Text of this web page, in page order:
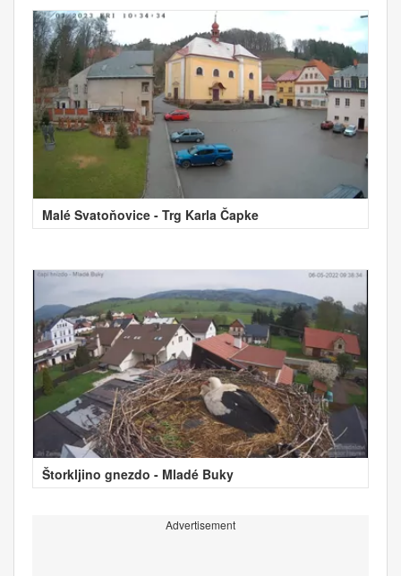
Malé Svatoňovice - Trg Karla Čapke
Štorkljino gnezdo - Mladé Buky
Advertisement